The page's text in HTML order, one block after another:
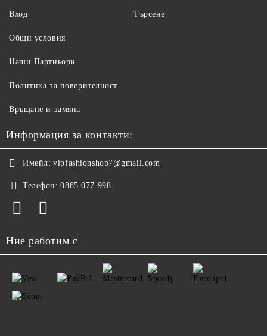
Вход Търсене
Общи условия
Наши Партньори
Политика за поверителност
Връщане и замяна
Информация за контакти:
Имейл: vipfashionshop7@gmail.com
Телефон: 0885 077 998
Ние работим с